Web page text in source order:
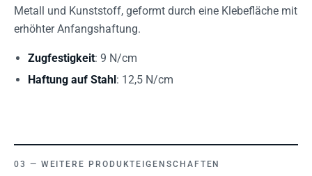
Metall und Kunststoff, geformt durch eine Klebefläche mit
erhöhter Anfangshaftung.
Zugfestigkeit: 9 N/cm
Haftung auf Stahl: 12,5 N/cm
WEITERE PRODUKTEIGENSCHAFTEN